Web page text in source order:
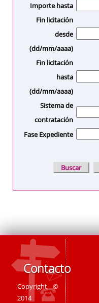
Importe hasta
Fin licitación
desde
(dd/mm/aaaa)
Fin licitación
hasta
(dd/mm/aaaa)
Sistema de
contratación
Fase Expediente
Contacto
Copyright ©
2014